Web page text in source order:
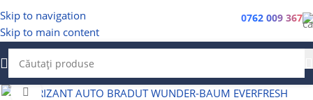
Skip to navigation
Skip to main content
0762 009 367
Faceți clic pentru a mări